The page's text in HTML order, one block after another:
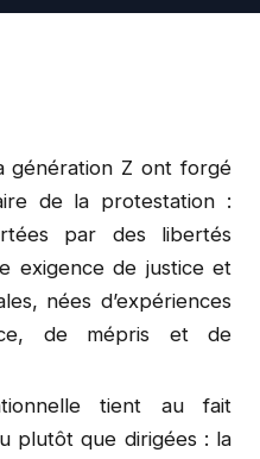
génération Z ont forgé
de la protestation :
par des libertés
exigence de justice et
nées d’expériences
de mépris et de
tient au fait
plutôt que dirigées : la